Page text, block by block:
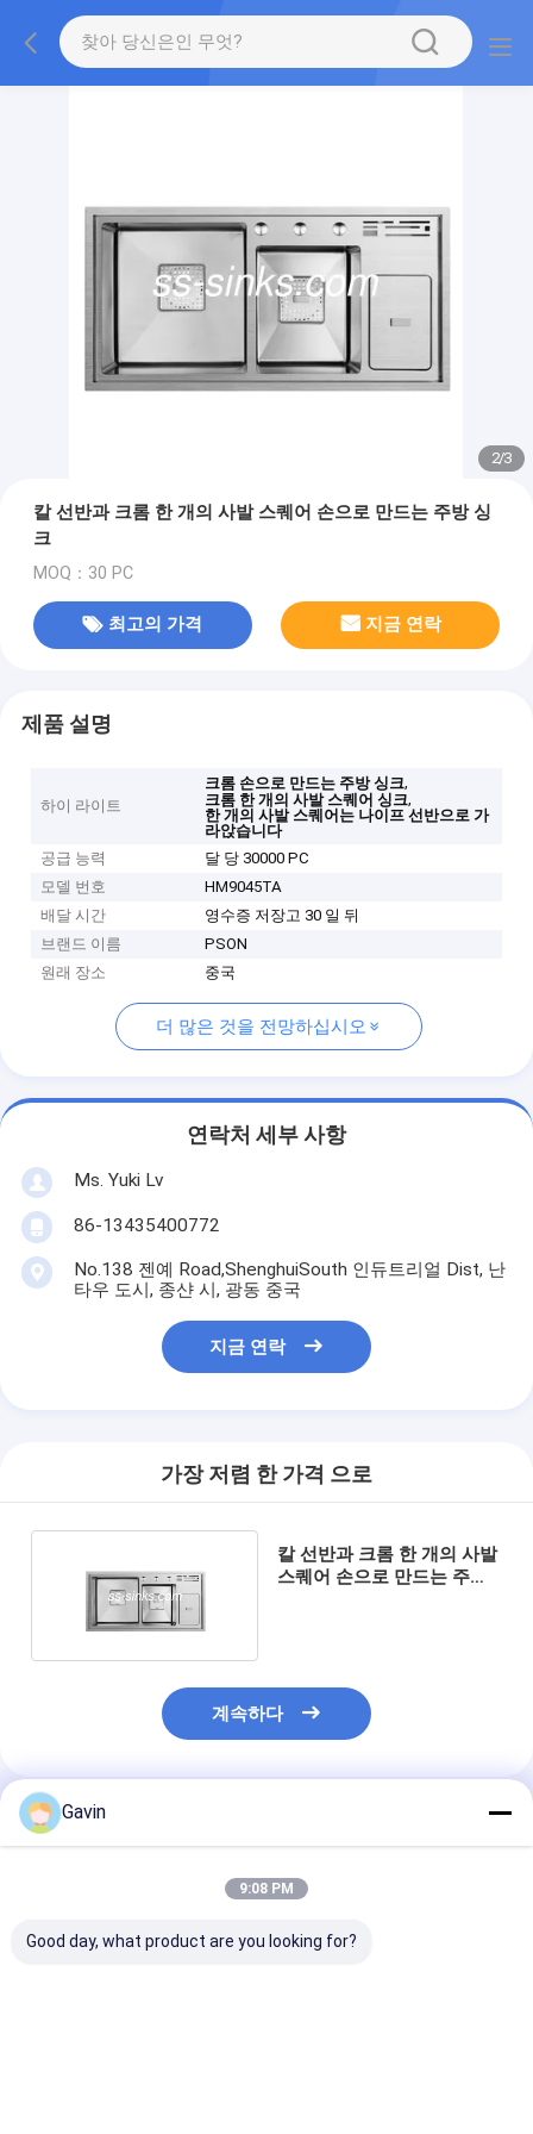
2/3
칼 선반과 크롬 한 개의 사발 스퀘어 손으로 만드는 주방 싱
크
MOQ：30 PC
최고의 가격 지금 연락
제품 설명
하이 라이트
크롬 손으로 만드는 주방 싱크,
크롬 한 개의 사발 스퀘어 싱크,
한 개의 사발 스퀘어는 나이프 선반으로 가
라앉습니다
공급 능력
달 당 30000 PC
모델 번호
HM9045TA
배달 시간
영수증 저장고 30 일 뒤
브랜드 이름
PSON
원래 장소
중국
더 많은 것을 전망하십시오
연락처 세부 사항
Ms. Yuki Lv
86-13435400772
No.138 젠예 Road,ShenghuiSouth 인듀트리얼 Dist, 난
타우 도시, 종샨 시, 광동 중국
지금 연락
가장 저렴 한 가격 으로
칼 선반과 크롬 한 개의 사발
스퀘어 손으로 만드는 주방
계속하다
추천된 제품
Gavin
9:08 PM
Good day, what product are you looking for?